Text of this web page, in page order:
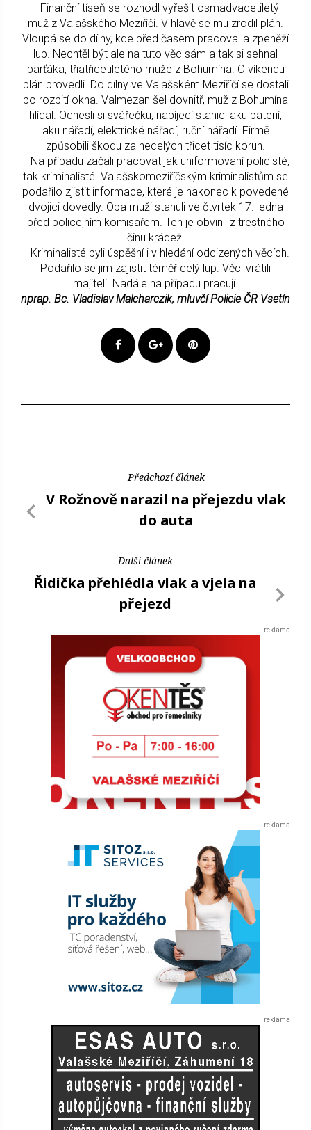
Finanční tíseň se rozhodl vyřešit osmadvacetiletý
muž z Valašského Meziříčí. V hlavě se mu zrodil plán.
Vloupá se do dílny, kde před časem pracoval a zpeněží
lup. Nechtěl být ale na tuto věc sám a tak si sehnal
parťáka, třiatřicetiletého muže z Bohumína. O víkendu
plán provedli. Do dílny ve Valašském Meziříčí se dostali
po rozbití okna. Valmezan šel dovnitř, muž z Bohumína
hlídal. Odnesli si svářečku, nabíjecí stanici aku baterií,
aku nářadí, elektrické nářadí, ruční nářadí. Firmě
způsobili škodu za necelých třicet tisíc korun.
Na případu začali pracovat jak uniformovaní policisté,
tak kriminalisté. Valašskomeziříčským kriminalistům se
podařilo zjistit informace, které je nakonec k povedené
dvojici dovedly. Oba muži stanuli ve čtvrtek 17. ledna
před policejním komisařem. Ten je obvinil z trestného
činu krádež.
Kriminalisté byli úspěšní i v hledání odcizených věcích.
Podařilo se jim zajistit téměř celý lup. Věci vrátili
majiteli. Nadále na případu pracují.
nprap. Bc. Vladislav Malcharczik, mluvčí Policie ČR Vsetín
Předchozí článek
V Rožnově narazil na přejezdu vlak
do auta
Další článek
Řidička přehlédla vlak a vjela na
přejezd